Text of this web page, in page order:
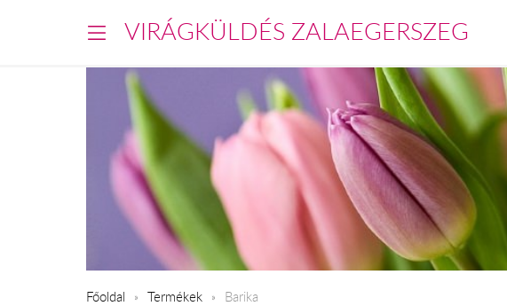
VIRÁGKÜLDÉS ZALAEGERSZEG
Főoldal Termékek Barika